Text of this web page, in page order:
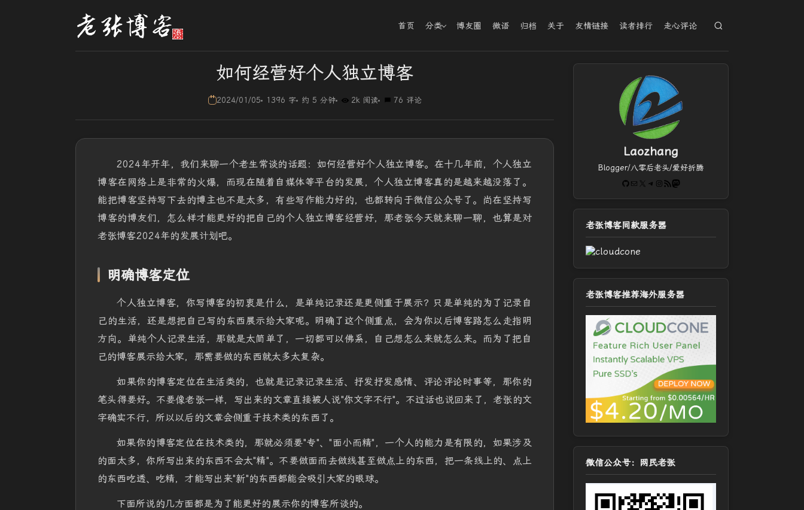
首页 分类 博友圈 微语 归档 关于 友情链接 读者排行 走心评论
如何经营好个人独立博客
2024/01/05 1396 字 约 5 分钟 2k 阅读 76 评论
2024年开年，我们来聊一个老生常谈的话题：如何经营好个人独立博客。在十几年前，个人独立
博客在网络上是非常的火爆，而现在随着自媒体等平台的发展，个人独立博客真的是越来越没落了。
能把博客坚持写下去的博主也不是太多，有些写作能力好的，也都转向于微信公众号了。尚在坚持写
博客的博友们，怎么样才能更好的把自己的个人独立博客经营好，那老张今天就来聊一聊，也算是对
老张博客2024年的发展计划吧。
明确博客定位
个人独立博客，你写博客的初衷是什么，是单纯记录还是更侧重于展示？只是单纯的为了记录自
己的生活，还是想把自己写的东西展示给大家呢。明确了这个侧重点，会为你以后博客路怎么走指明
方向。单纯个人记录生活，那就是太简单了，一切都可以佛系，自己想怎么来就怎么来。而为了把自
己的博客展示给大家，那需要做的东西就太多太复杂。
如果你的博客定位在生活类的，也就是记录记录生活、抒发抒发感情、评论评论时事等，那你的
笔头得要好。不要像老张一样，写出来的文章直接被人说"你文字不行"。不过话也说回来了，老张的文
字确实不行，所以以后的文章会侧重于技术类的东西了。
如果你的博客定位在技术类的，那就必须要"专"、"面小而精"，一个人的能力是有限的，如果涉及
的面太多，你所写出来的东西不会太"精"。不要做面而去做线甚至做点上的东西，把一条线上的、点上
的东西吃透、吃精，才能写出来"新"的东西都能会吸引大家的眼球。
下面所说的几方面都是为了能更好的展示你的博客所谈的。
Laozhang
Blogger/八零后老头/爱好折腾
GitHub
电子邮件 X Telegram
Instagram
RSS FeedMastodon
老张博客同款服务器
老张博客推荐海外服务器
微信公众号：网民老张